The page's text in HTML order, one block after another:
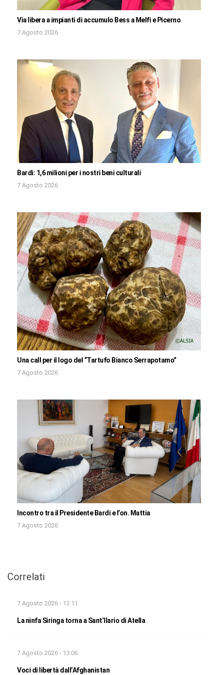
Via libera a impianti di accumulo Bess a Melfi e Picerno
7 Agosto 2026
Bardi: 1,6 milioni per i nostri beni culturali
7 Agosto 2026
Una call per il logo del “Tartufo Bianco Serrapotamo”
7 Agosto 2026
Incontro tra il Presidente Bardi e l’on. Mattia
7 Agosto 2026
Correlati
7 Agosto 2026 - 13:11
La ninfa Siringa torna a Sant’Ilario di Atella
7 Agosto 2026 - 13:06
Voci di libertà dall’Afghanistan